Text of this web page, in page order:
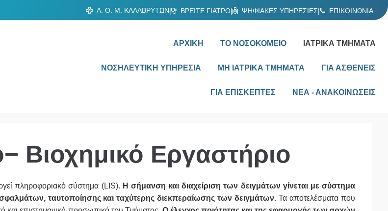
Α. Ο. Μ. ΚΑΛΑΒΡΥΤΩΝ| ΒΡΕΙΤΕ ΓΙΑΤΡΟ| ΨΗΦΙΑΚΕΣ ΥΠΗΡΕΣΙΕΣ| ΕΠΙΚΟΙΝΩΝΙΑ
ΑΡΧΙΚΗ
ΤΟ ΝΟΣΟΚΟΜΕΙΟ ΙΑΤΡΙΚΑ ΤΜΗΜΑΤΑ
ΝΟΣΗΛΕΥΤΙΚΗ ΥΠΗΡΕΣΙΑ ΜΗ ΙΑΤΡΙΚΑ ΤΜΗΜΑΤΑ ΓΙΑ ΑΣΘΕΝΕΙΣ
ΓΙΑ ΕΠΙΣΚΕΠΤΕΣ ΝΕΑ - ΑΝΑΚΟΙΝΩΣΕΙΣ
Βιοχημικό Εργαστήριο
πληροφοριακό σύστημα (LIS). Η σήμανση και διαχείριση των δειγμάτων γίνεται με σύστημα
ταυτοποίησης και ταχύτερης διεκπεραίωσης των δειγμάτων. Τα αποτελέσματα που